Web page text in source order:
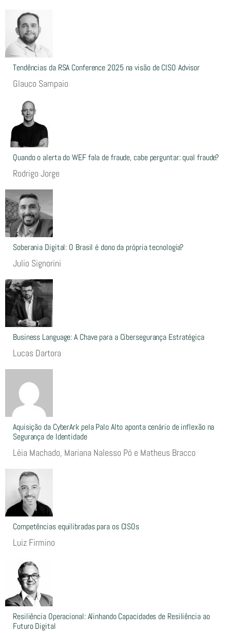
Tendências da RSA Conference 2025 na visão de CISO Advisor
Glauco Sampaio
Quando o alerta do WEF fala de fraude, cabe perguntar: qual fraude?
Rodrigo Jorge
Soberania Digital: O Brasil é dono da própria tecnologia?
Julio Signorini
Business Language: A Chave para a Cibersegurança Estratégica
Lucas Dartora
Aquisição da CyberArk pela Palo Alto aponta cenário de inflexão na
Segurança de Identidade
Léia Machado, Mariana Nalesso Pó e Matheus Bracco
Competências equilibradas para os CISOs
Luiz Firmino
Resiliência Operacional: Alinhando Capacidades de Resiliência ao
Futuro Digital